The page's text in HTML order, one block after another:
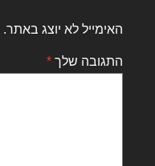
האימייל לא יוצג באתר.
התגובה שלך *